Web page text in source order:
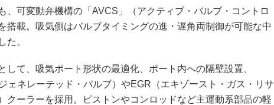
可変動弁機構の「AVCS」（アクティブ・バルブ・コントロ
搭載。吸気側はバルブタイミングの進・遅角両制御が可能な中
た。
て、吸気ポート形状の最適化、ポート内への隔壁設置、
ェネレーテッド・バルブ）やEGR（エキゾースト・ガス・リサ
クーラーを採用。ピストンやコンロッドなど主運動系部品の軽